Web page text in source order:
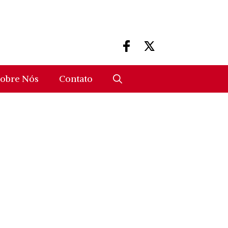
Nós Contato